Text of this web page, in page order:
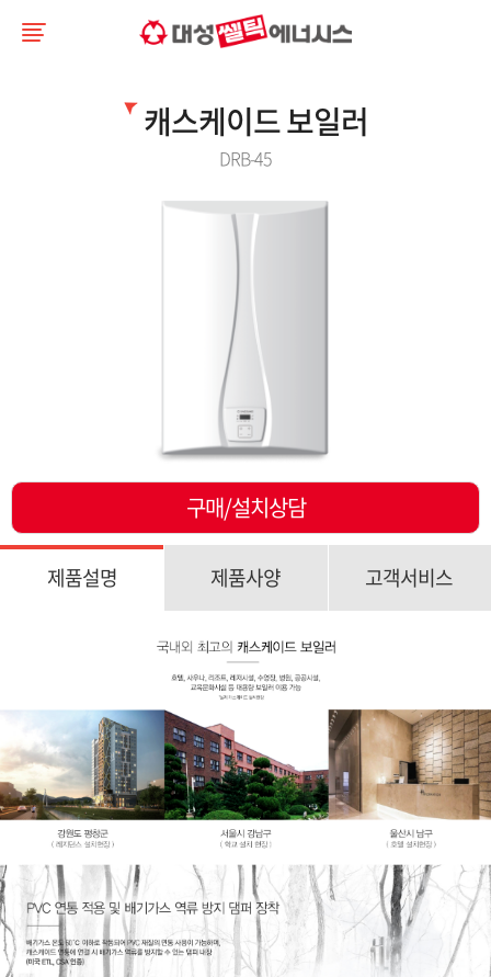
캐스케이드 보일러
DRB-45
구매/설치상담
제품설명 제품사양 고객서비스